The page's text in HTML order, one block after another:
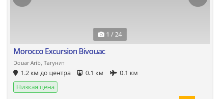
1 / 24
Morocco Excursion Bivouac
Douar Arib, Тагунит
1.2 км до центра 0.1 км
0.1 км
Низкая цена